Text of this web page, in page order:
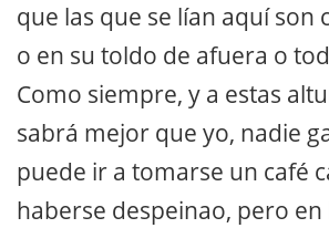
que las que se lían aquí son
o en su toldo de afuera o
Como siempre, y a estas
sabrá mejor que yo, nadie
puede ir a tomarse un café
haberse despeinao, pero en